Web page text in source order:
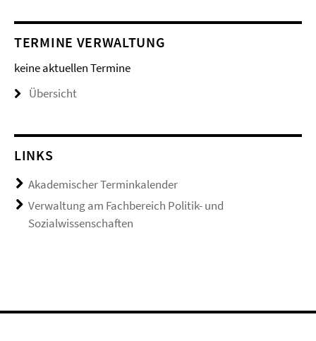
TERMINE VERWALTUNG
keine aktuellen Termine
Übersicht
LINKS
Akademischer Terminkalender
Verwaltung am Fachbereich Politik- und
Sozialwissenschaften